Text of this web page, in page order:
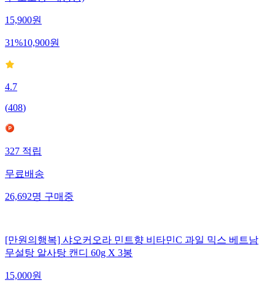
15,900원
31%10,900원
4.7
(408)
327 적립
무료배송
26,692명 구매중
[만원의행복] 샤오커오라 민트향 비타민C 과일 믹스 베트남
무설탕 알사탕 캔디 60g X 3봉
15,000원